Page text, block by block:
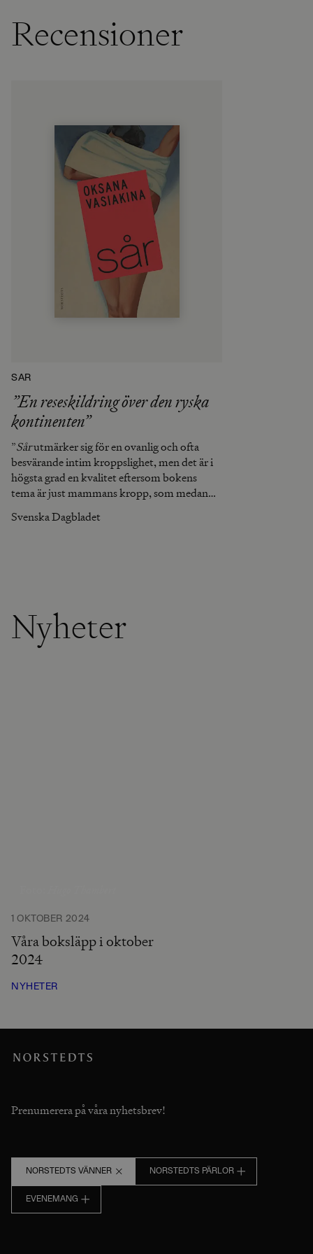
Recensioner
SÅR
”En reseskildring över den ryska
kontinenten”
”Sårutmärker sig för en ovanlig och ofta
besvärande intim kroppslighet, men det är i
högsta grad en kvalitet eftersom bokens
tema är just mammans kropp, som medan
dotterns liv och nu i stympat skick färdas i
Svenska Dagbladet
Nyheter
1 OKTOBER 2024
Våra boksläpp i oktober
2024
NYHETER
Prenumerera på våra nyhetsbrev!
NORSTEDTS VÄNNER NORSTEDTS PÄRLOR
EVENEMANG